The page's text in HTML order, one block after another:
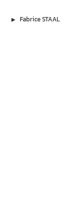
▶︎ Fabrice STAAL